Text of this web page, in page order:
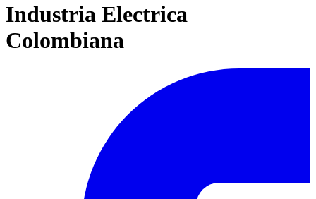
Industria Electrica
Colombiana